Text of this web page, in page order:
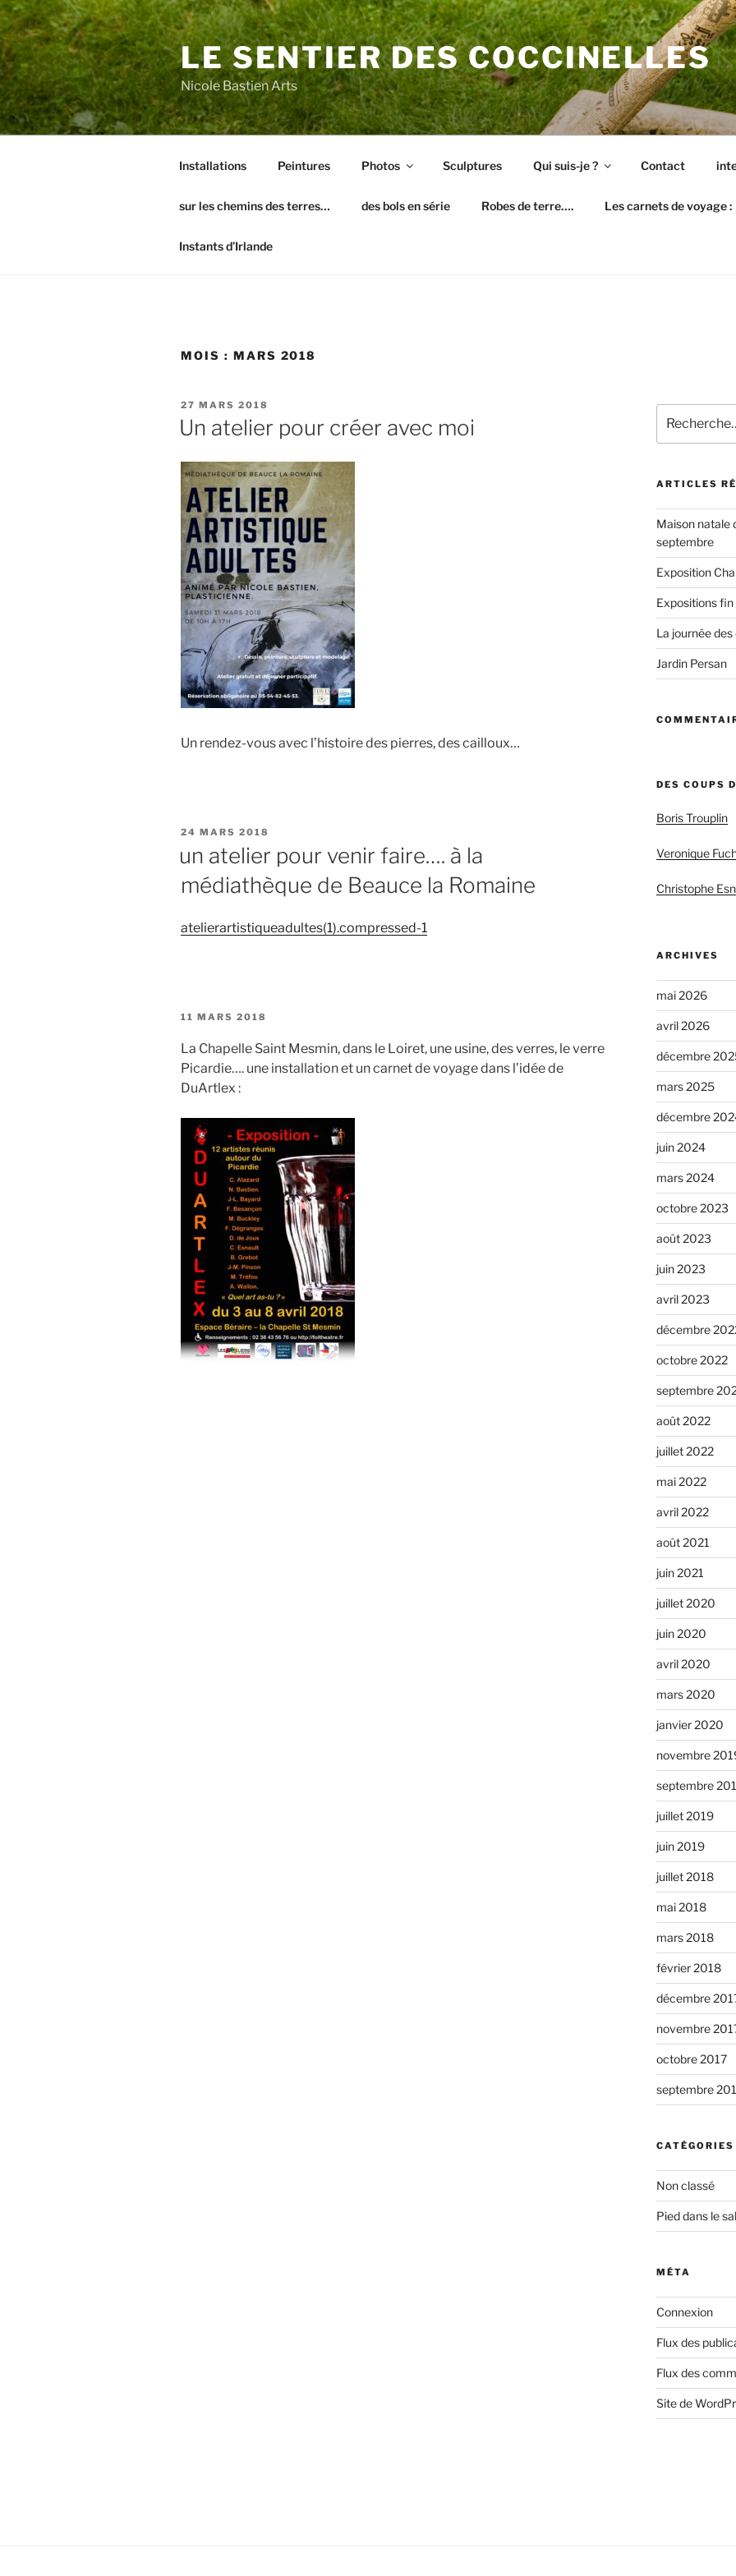
Aller
au
contenu
principal
LE SENTIER DES COCCINELLES
Nicole Bastien Arts
Installations Peintures Photos Sculptures Qui suis-je ? Contact
sur les chemins des terres… des bols en série Robes de terre…. Les carnets de voyage :
Instants d’Irlande
MOIS : MARS 2018
PUBLIÉ
LE
27 MARS 2018
Un atelier pour créer avec moi
Un rendez-vous avec l’histoire des pierres, des cailloux…
PUBLIÉ
24 MARS 2018
un atelier pour venir faire…. à la
médiathèque de Beauce la Romaine
atelierartistiqueadultes(1).compressed-1
PUBLIÉ
11 MARS 2018
La Chapelle Saint Mesmin, dans le Loiret, une usine, des verres, le verre
Picardie…. une installation et un carnet de voyage dans l’idée de
DuArtlex :
pour
:
ARTICLES
Maison natale
septembre
Exposition
Expositions fin
La journée
Jardin Persan
DES COUPS
Boris Trouplin
Veronique
Christophe
ARCHIVES
mai 2026
avril 2026
décembre
mars 2025
décembre
juin 2024
mars 2024
octobre 2023
août 2023
juin 2023
avril 2023
décembre
octobre 2022
septembre
août 2022
juillet 2022
mai 2022
avril 2022
août 2021
juin 2021
juillet 2020
juin 2020
avril 2020
mars 2020
janvier 2020
novembre
septembre
juillet 2019
juin 2019
juillet 2018
mai 2018
mars 2018
février 2018
décembre
novembre
octobre 2017
septembre
CATÉGORIES
Non classé
Pied dans le
MÉTA
Connexion
Flux des
Flux des
Site de